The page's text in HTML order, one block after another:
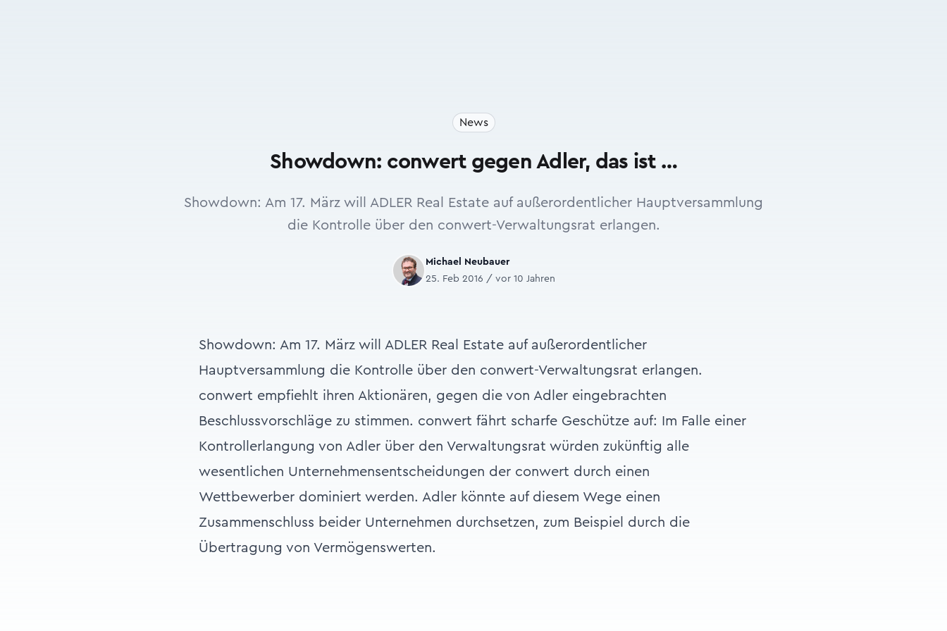
News
Showdown: conwert gegen Adler, das ist …
Showdown: Am 17. März will ADLER Real Estate auf außerordentlicher Hauptversammlung
die Kontrolle über den conwert-Verwaltungsrat erlangen.
Michael Neubauer
25. Feb 2016 / vor 10 Jahren
Showdown: Am 17. März will ADLER Real Estate auf außerordentlicher
Hauptversammlung die Kontrolle über den conwert-Verwaltungsrat erlangen.
conwert empfiehlt ihren Aktionären, gegen die von Adler eingebrachten
Beschlussvorschläge zu stimmen. conwert fährt scharfe Geschütze auf: Im Falle einer
Kontrollerlangung von Adler über den Verwaltungsrat würden zukünftig alle
wesentlichen Unternehmensentscheidungen der conwert durch einen
Wettbewerber dominiert werden. Adler könnte auf diesem Wege einen
Zusammenschluss beider Unternehmen durchsetzen, zum Beispiel durch die
Übertragung von Vermögenswerten.